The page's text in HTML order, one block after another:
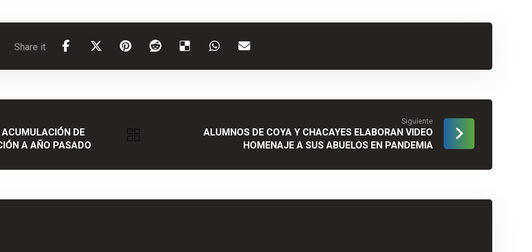
DE
A AÑO PASADO
Siguiente
ALUMNOS DE COYA Y CHACAYES ELABORAN VIDEO
HOMENAJE A SUS ABUELOS EN PANDEMIA